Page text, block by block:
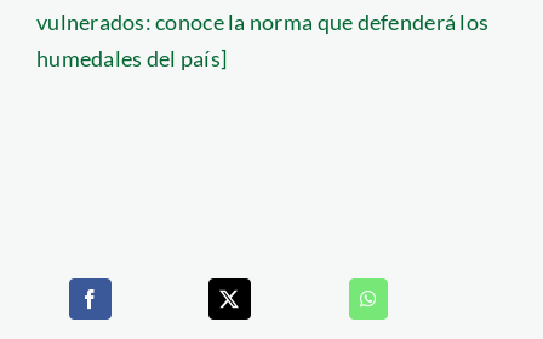
vulnerados: conoce la norma que defenderá los
humedales del país]